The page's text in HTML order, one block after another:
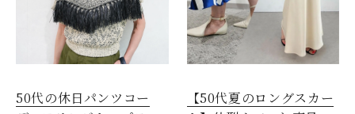
50代の休日パンツコー
【50代夏のロングスカー